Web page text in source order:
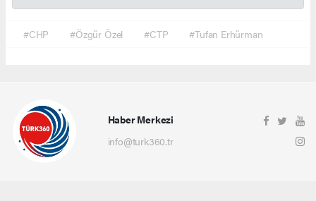
#CHP #Özgür Özel #CTP #Tufan Erhürman
Haber Merkezi
info@turk360.tr